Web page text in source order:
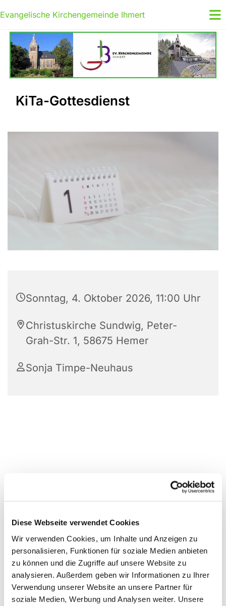
Diese Webseite verwendet Cookies
Wir verwenden Cookies, um Inhalte und Anzeigen zu
personalisieren, Funktionen für soziale Medien anbieten
zu können und die Zugriffe auf unsere Website zu
analysieren. Außerdem geben wir Informationen zu Ihrer
Verwendung unserer Website an unsere Partner für
soziale Medien, Werbung und Analysen weiter. Unsere
Evangelische Kirchengemeinde Ihmert
KiTa-Gottesdienst
Sonntag, 4. Oktober 2026, 11:00 Uhr
Christuskirche Sundwig, Peter-
Grah-Str. 1, 58675 Hemer
Sonja Timpe-Neuhaus